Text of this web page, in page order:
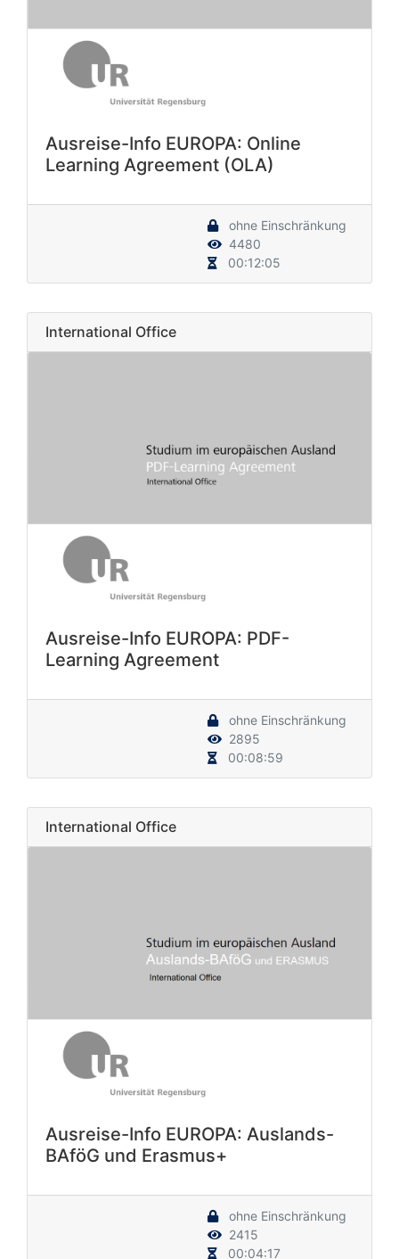
Ausreise-Info EUROPA: Online
Learning Agreement (OLA)
ohne Einschränkung
4480
00:12:05
International Office
Ausreise-Info EUROPA: PDF-
Learning Agreement
ohne Einschränkung
2895
00:08:59
International Office
Ausreise-Info EUROPA: Auslands-
BAföG und Erasmus+
ohne Einschränkung
2415
00:04:17